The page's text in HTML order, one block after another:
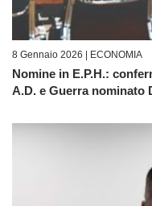
8 Gennaio 2026 | ECONOMIA
Nomine in E.P.H.:
A.D. e Guerra nominato